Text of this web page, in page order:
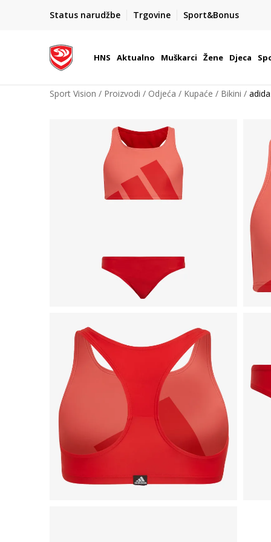
Status narudžbe Trgovine Sport&Bonus
BOX NOW
Dostava 1,50 €
| Više od 800 paketomata u
HNS Aktualno Muškarci Žene Djeca
Sport Vision Proizvodi Odjeća Kupaće Bikini